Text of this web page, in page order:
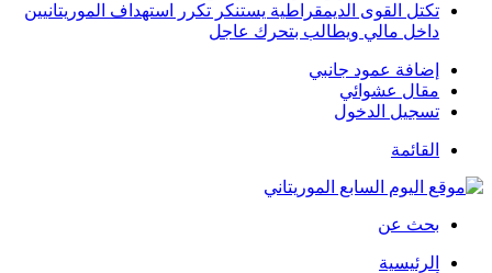
تكتل القوى الديمقراطية يستنكر تكرر استهداف الموريتانيين
داخل مالي ويطالب بتحرك عاجل
إضافة عمود جانبي
مقال عشوائي
تسجيل الدخول
القائمة
بحث عن
الرئيسية